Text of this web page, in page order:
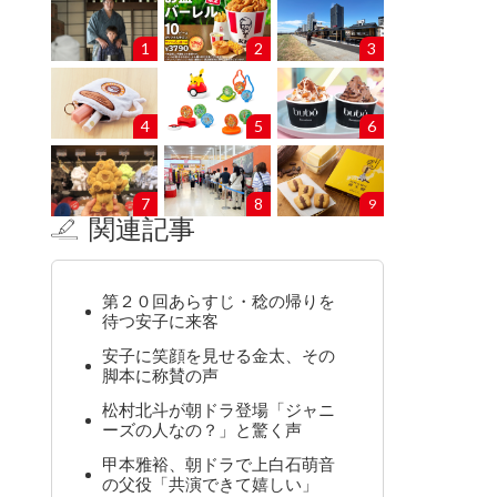
1 2 3
4 5 6
7 8 9
関連記事
第２０回あらすじ・稔の帰りを
待つ安子に来客
安子に笑顔を見せる金太、その
脚本に称賛の声
松村北斗が朝ドラ登場「ジャニ
ーズの人なの？」と驚く声
甲本雅裕、朝ドラで上白石萌音
の父役「共演できて嬉しい」